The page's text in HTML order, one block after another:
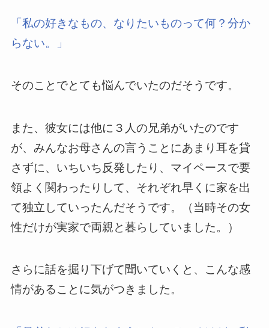
「私の好きなもの、なりたいものって何？分か
らない。」
そのことでとても悩んでいたのだそうです。
また、彼女には他に３人の兄弟がいたのです
が、みんなお母さんの言うことにあまり耳を貸
さずに、いちいち反発したり、マイペースで要
領よく関わったりして、それぞれ早くに家を出
て独立していったんだそうです。（当時その女
性だけが実家で両親と暮らしていました。）
さらに話を掘り下げて聞いていくと、こんな感
情があることに気がつきました。